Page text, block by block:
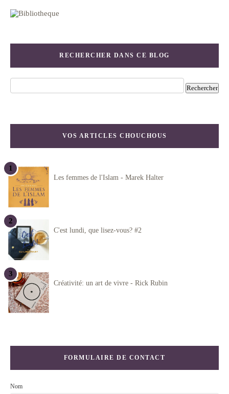
RECHERCHER DANS CE BLOG
VOS ARTICLES CHOUCHOUS
Les femmes de l'Islam - Marek Halter
C'est lundi, que lisez-vous? #2
Créativité: un art de vivre - Rick Rubin
FORMULAIRE DE CONTACT
Nom